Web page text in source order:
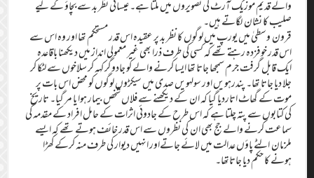
والے قدیم موزیک آرٹ کی تصویروں میں ملتا ہے۔ عیسائی نظر بد سے بچاؤ کے لیے
صلیب کا نشان لگاتے ہیں۔
قرون وسطیٰ میں یورپ میں لوگوں کا نظر بد پر عقیدہ اس قدر مستحکم تھا اور وہ اس سے
اس قدر خوفزدہ رہتے تھے کہ کسی کی طرف ذرا بھی غیر معمولی انداز میں دیکھنا باقاعدہ
ایک قابل گرفت جرم سمجھا جاتا تھا ایسا کرنے والے کو جادوگر کہہ کر سلاخوں سے لٹکا کر
جلا دیا جاتا تھا۔ پندرہویں اور سولہویں صدی میں سیکڑوں لوگوں کو محض اس بات پر
موت کے گھاٹ اتاردیا گیا کہ ان کے دیکھنے سے فلاں شخص بیمار ہوا یا مر گیا۔ تاریخ
کی کتابوں سے پتہ چلتا ہے کہ اس طرح کے جادوئی اثرات کے حامل افراد کے مقدمہ کی
سماعت کرنے والے جج بھی ان کی نظروں سے اس قدر خائف ہوتے تھے کہ ایسے
ملزمان الٹے پاؤں عدالت میں لائے جاتےاور انہیں دیوار کی طرف منہ کرکے کھڑا
ہونے کا حکم دیا جاتاتھا۔